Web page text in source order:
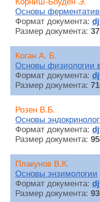
Основы
Формат документа:
Размер документа:
Коган А. Б.
Основы физиологии
Формат документа:
Размер документа:
Розен В.Б.
Основы
Формат документа:
Размер документа:
Плакунов В.К.
Основы энзимологии
Формат документа:
Размер документа: